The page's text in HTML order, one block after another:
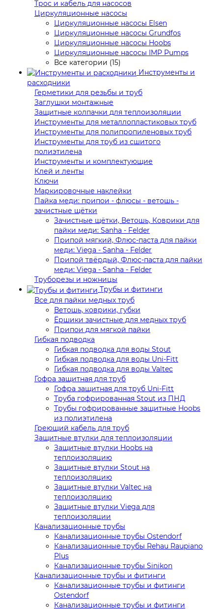
Трос и кабель для насосов
Циркуляционные насосы
Циркуляционные насосы Elsen
Циркуляционные насосы Grundfos
Циркуляционные насосы Hoobs
Циркуляционные насосы IMP Pumps
Все категории (15)
Инструменты и
расходники
Герметики для резьбы и труб
Заглушки монтажные
Защитные колпачки для теплоизоляции
Инструменты для металлопластиковых труб
Инструменты для полипропиленовых труб
Инструменты для труб из сшитого
полиэтилена
Инструменты и комплектующие
Клей и ленты
Ключи
Маркировочные наклейки
Пайка меди: припои - флюсы - ветошь -
зачистные щётки
Зачистные щётки, Ветошь, Коврики для
пайки меди: Sanha - Felder
Припой мягкий, Флюс-паста для пайки
меди: Viega - Sanha - Felder
Припой твёрдый, Флюс-паста для пайки
меди: Viega - Sanha - Felder
Труборезы и ножницы
Трубы и фитинги
Все для пайки медных труб
Ветошь, коврики, губки
Ёршики зачистные для медных труб
Припои для мягкой пайки
Гибкая подводка
Гибкая подводка для воды Stout
Гибкая подводка для воды Uni-Fitt
Гибкая подводка для воды Valtec
Гофра защитная для труб
Гофра защитная для труб Uni-Fitt
Труба гофрированная Stout из ПНД
Трубы гофрированные защитные Hoobs
из полиэтилена
Греющий кабель для труб
Защитные втулки для теплоизоляции
Защитные втулки Hoobs на
теплоизоляцию
Защитные втулки Stout на
теплоизоляцию
Защитные втулки Valtec на
теплоизоляцию
Защитные втулки Viega для
теплоизоляции
Канализационные трубы
Канализационные трубы Ostendorf
Канализационные трубы Rehau Raupiano
Plus
Канализационные трубы Sinikon
Канализационные трубы и фитинги
Канализационные трубы и фитинги
Ostendorf
Канализационные трубы и фитинги